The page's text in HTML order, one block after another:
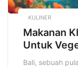
KULINER
Makanan
Untuk
Bali, sebuah